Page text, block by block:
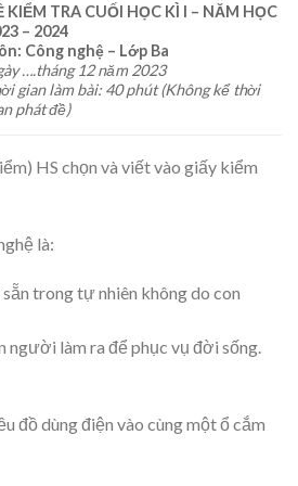
KIỂM TRA CUỐI HỌC KÌ I – NĂM HỌC
– 2024
Công nghệ – Lớp Ba
….tháng 12 năm 2023
gian làm bài: 40 phút (Không kể thời
phát đề)
HS chọn và viết vào giấy kiểm
là:
trong tự nhiên không do con
người làm ra để phục vụ đời sống.
đồ dùng điện vào cùng một ổ cắm